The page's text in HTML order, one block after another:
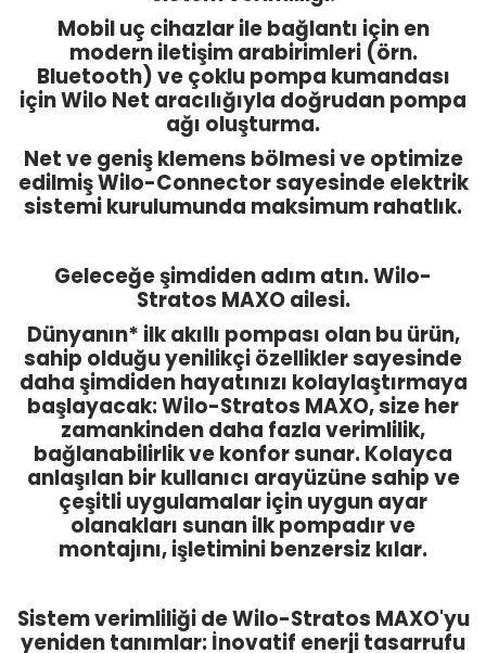
Mobil uç cihazlar ile bağlantı için en
modern iletişim arabirimleri (örn.
Bluetooth) ve çoklu pompa kumandası
için Wilo Net aracılığıyla doğrudan pompa
ağı oluşturma.
Net ve geniş klemens bölmesi ve optimize
edilmiş Wilo-Connector sayesinde elektrik
sistemi kurulumunda maksimum rahatlık.
Geleceğe şimdiden adım atın. Wilo-
Stratos MAXO ailesi.
Dünyanın* ilk akıllı pompası olan bu ürün,
sahip olduğu yenilikçi özellikler sayesinde
daha şimdiden hayatınızı kolaylaştırmaya
başlayacak: Wilo-Stratos MAXO, size her
zamankinden daha fazla verimlilik,
bağlanabilirlik ve konfor sunar. Kolayca
anlaşılan bir kullanıcı arayüzüne sahip ve
çeşitli uygulamalar için uygun ayar
olanakları sunan ilk pompadır ve
montajını, işletimini benzersiz kılar.
Sistem verimliliği de Wilo-Stratos MAXO'yu
yeniden tanımlar: İnovatif enerji tasarrufu